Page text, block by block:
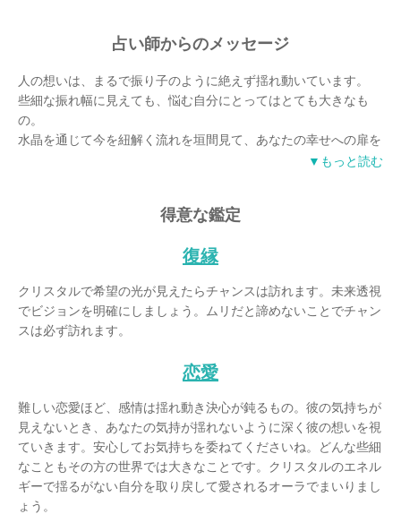
占い師からのメッセージ
人の想いは、まるで振り子のように絶えず揺れ動いています。
些細な振れ幅に見えても、悩む自分にとってはとても大きなも
の。
水晶を通じて今を紐解く流れを垣間見て、あなたの幸せへの扉を
開く運命の鍵となるエネルギーを手に入れましょう。
水晶に流れてくるエネルギーは最初はオーラカラー。
それらはいつでも貴方を幸せにしようという宇宙からのメッセー
想いの揺れをエナジーワークで整え、メッセージを受け取り明日
への扉を開きましょう。
どうぞ私のクリスタルを通して、新たなステージの幸福を掴んで
だきました。
孤独を感じたり、切なさに苛まれた時こそ、私にお声を聴かせて
ください。
どのようなことがあっても、例え最後の最後の一人になったとし
てもわたしとクリスタルはあなたの味方であり続けます。
▼もっと読む
得意な鑑定
復縁
クリスタルで希望の光が見えたらチャンスは訪れます。未来透視
でビジョンを明確にしましょう。ムリだと諦めないことでチャン
スは必ず訪れます。
恋愛
難しい恋愛ほど、感情は揺れ動き決心が鈍るもの。彼の気持ちが
見えないとき、あなたの気持が揺れないように深く彼の想いを視
ていきます。安心してお気持ちを委ねてくださいね。どんな些細
なこともその方の世界では大きなことです。クリスタルのエネル
ギーで揺るがない自分を取り戻して愛されるオーラでまいりまし
ょう。